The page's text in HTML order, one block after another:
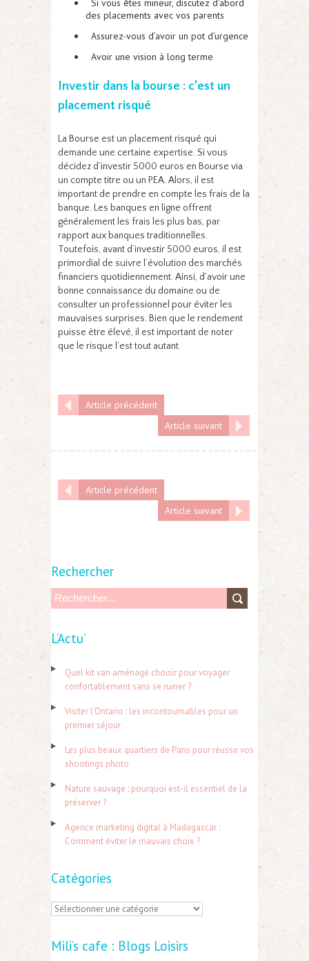
des placements avec vos parents
Assurez-vous d’avoir un pot d’urgence
Avoir une vision à long terme
Investir dans la bourse : c’est un
placement risqué
La Bourse est un placement risqué qui
demande une certaine expertise. Si vous
décidez d’investir 5000 euros en Bourse via
un compte titre ou un PEA. Alors, il est
important de prendre en compte les frais de la
banque. Les banques en ligne offrent
généralement les frais les plus bas, par
rapport aux banques traditionnelles.
Toutefois, avant d’investir 5000 euros, il est
primordial de suivre l’évolution des marchés
financiers quotidiennement. Ainsi, d’avoir une
bonne connaissance du domaine ou de
consulter un professionnel pour éviter les
mauvaises surprises. Bien que le rendement
puisse être élevé, il est important de noter
que le risque l’est tout autant.
Article précédent
Article suivant
Article précédent
Article suivant
Rechercher
h
r
:
L’Actu’
Quel kit van aménagé choisir pour voyager
confortablement sans se ruiner ?
Visiter l’Ontario : les incontournables pour un
premier séjour
Les plus beaux quartiers de Paris pour réussir vos
shootings photo
Nature sauvage : pourquoi est-il essentiel de la
préserver ?
Agence marketing digital à Madagascar :
Comment éviter le mauvais choix ?
Catégories
C
tMili’s cafe : Blogs Loisirs